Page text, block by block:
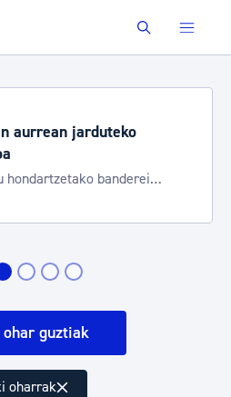
Buscar
aurrean jarduteko
hondartzetako banderei
guztiak
oharrak